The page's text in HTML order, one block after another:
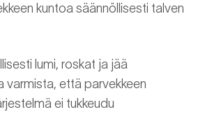
kuntoa säännöllisesti talven
lumi, roskat ja jää
varmista, että parvekkeen
ei tukkeudu